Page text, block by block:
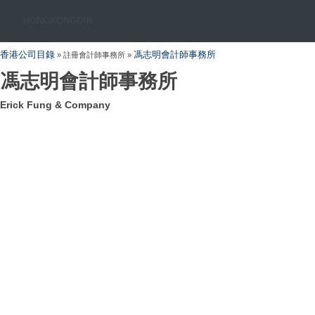
香港公司目錄 » 註冊會計師事務所 » 馮志明會計師事務所
馮志明會計師事務所
Erick Fung & Company